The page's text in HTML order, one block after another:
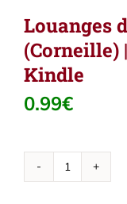
Louanges
(Corneille)
Kindle
0.99€
quantité